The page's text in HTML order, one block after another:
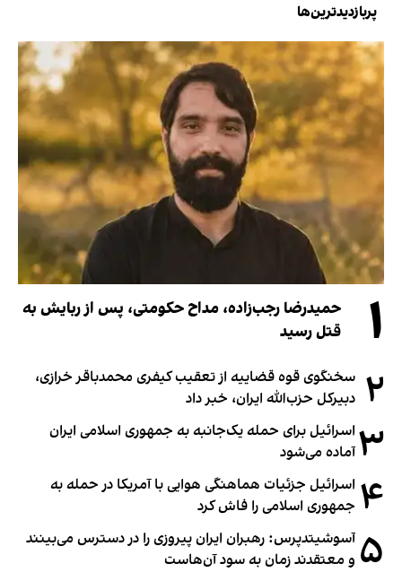
پربازدیدترین‌ها
۱
حمیدرضا رجب‌زاده، مداح حکومتی، پس از ربایش به
قتل رسید
۲ سخنگوی قوه قضاییه از تعقیب کیفری محمدباقر خرازی،
دبیر‌کل حزب‌الله ایران، خبر داد
۳ اسرائیل برای حمله یک‌جانبه به جمهوری اسلامی ایران
آماده می‌شود
۴ اسرائیل جزئیات هماهنگی هوایی با آمریکا در حمله به
جمهوری اسلامی را فاش کرد
۵ آسوشیتدپرس: رهبران ایران پیروزی را در دسترس می‌بینند
و معتقدند زمان به سود آن‌هاست